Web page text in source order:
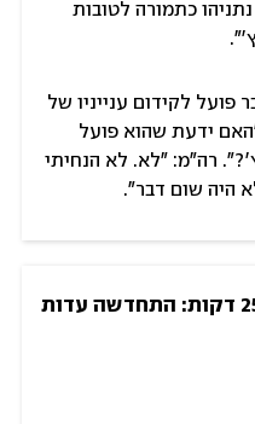
כתמורה לטובות
לקידום ענייניו של
ידעת שהוא פועל
רה"מ: "לא. לא הנחיתי
היה שום דבר".